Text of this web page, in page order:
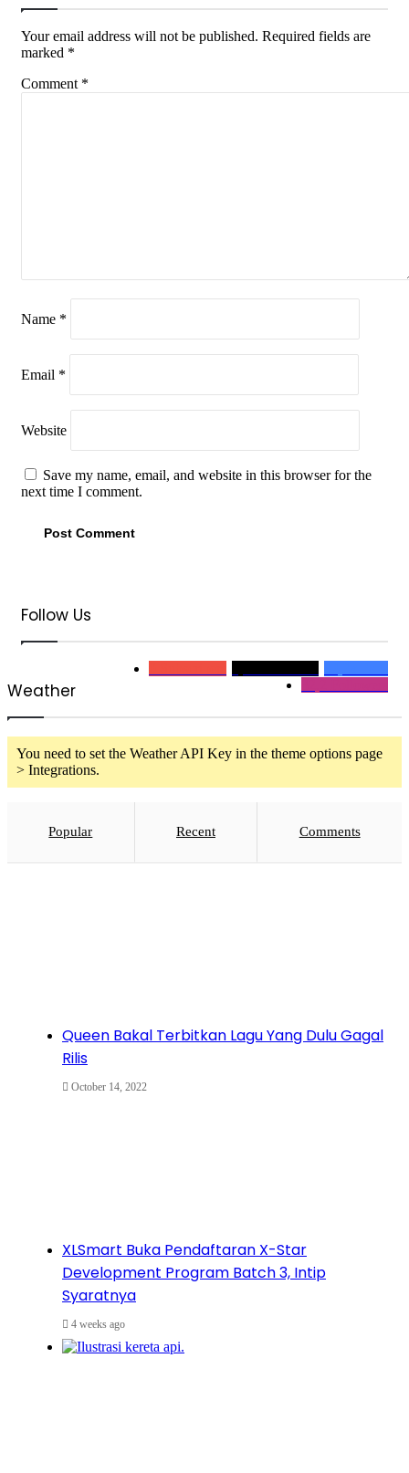
Your email address will not be published. Required fields are
marked *
Comment *
Name *
Email *
Website
Save my name, email, and website in this browser for the
next time I comment.
Follow Us
Weather
You need to set the Weather API Key in the theme options page
> Integrations.
Popular Recent Comments
Queen Bakal Terbitkan Lagu Yang Dulu Gagal
Rilis
October 14, 2022
XLSmart Buka Pendaftaran X-Star
Development Program Batch 3, Intip
Syaratnya
4 weeks ago